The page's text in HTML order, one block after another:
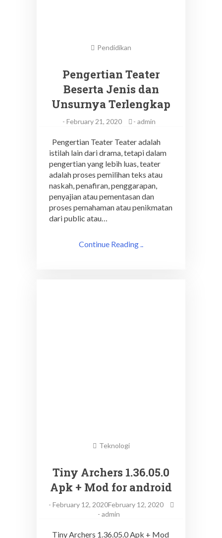
Pendidikan
Pengertian Teater
Beserta Jenis dan
Unsurnya Terlengkap
- February 21, 2020 - admin
Pengertian Teater Teater adalah
istilah lain dari drama, tetapi dalam
pengertian yang lebih luas, teater
adalah proses pemilihan teks atau
naskah, penafiran, penggarapan,
penyajian atau pementasan dan
proses pemahaman atau penikmatan
dari public atau…
Continue Reading ..
Teknologi
Tiny Archers 1.36.05.0
Apk + Mod for android
- February 12, 2020February 12, 2020
- admin
Tiny Archers 1.36.05.0 Apk + Mod